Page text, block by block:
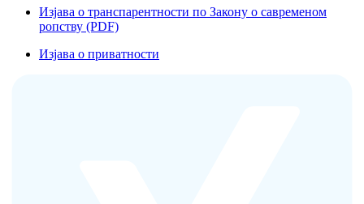
Изјава о транспарентности по Закону о савременом
ропству (PDF)
Изјава о приватности